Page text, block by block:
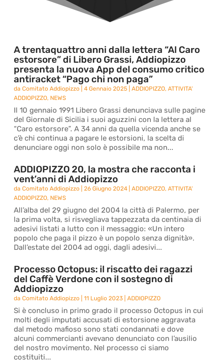
A trentaquattro anni dalla lettera “Al Caro
estorsore” di Libero Grassi, Addiopizzo
presenta la nuova App del consumo critico
antiracket “Pago chi non paga”
daComitato Addiopizzo |4 Gennaio 2025 |ADDIOPIZZO,ATTIVITA'
ADDIOPIZZO, NEWS
Il 10 gennaio 1991 Libero Grassi denunciava sulle pagine
del Giornale di Sicilia i suoi aguzzini con la lettera al
“Caro estorsore”. A 34 anni da quella vicenda anche se
c’è chi continua a pagare le estorsioni, la scelta di
denunciare oggi non solo è possibile ma non...
ADDIOPIZZO 20, la mostra che racconta i
vent’anni di Addiopizzo
daComitato Addiopizzo |26 Giugno 2024 |ADDIOPIZZO,ATTIVITA'
ADDIOPIZZO, NEWS
All’alba del 29 giugno del 2004 la città di Palermo, per
la prima volta, si risvegliava tappezzata da centinaia di
adesivi listati a lutto con il messaggio: «Un intero
popolo che paga il pizzo è un popolo senza dignità».
Dall’estate del 2004 ad oggi, dagli adesivi...
Processo Octopus: il riscatto dei ragazzi
del Caffè Verdone con il sostegno di
Addiopizzo
daComitato Addiopizzo |11 Luglio 2023 |ADDIOPIZZO
Si è concluso in primo grado il processo Octopus in cui
molti degli imputati accusati di estorsione aggravata
dal metodo mafioso sono stati condannati e dove
alcuni commercianti avevano denunciato con l’ausilio
del nostro movimento. Nel processo ci siamo
costituiti...